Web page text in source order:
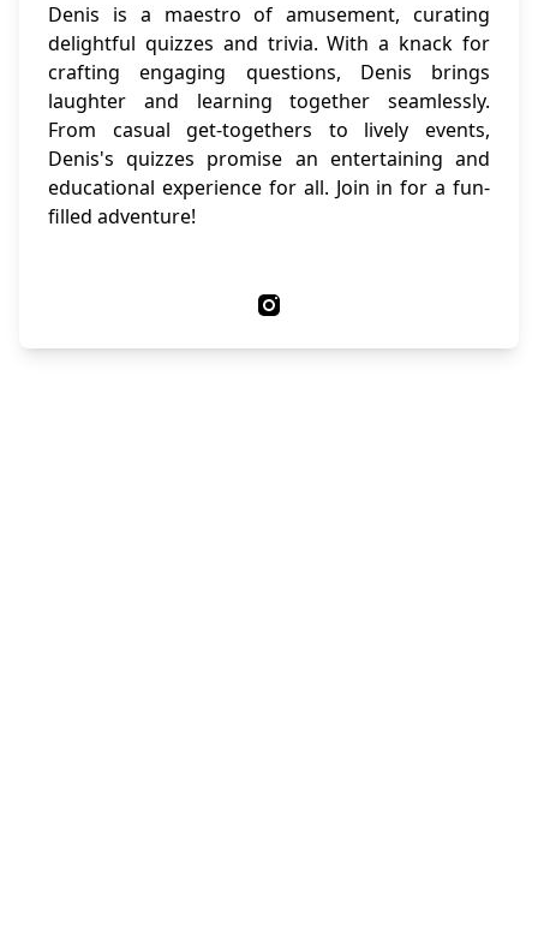
Denis is a maestro of amusement, curating
delightful quizzes and trivia. With a knack for
crafting engaging questions, Denis brings
laughter and learning together seamlessly.
From casual get-togethers to lively events,
Denis's quizzes promise an entertaining and
educational experience for all. Join in for a fun-
filled adventure!